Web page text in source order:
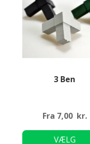
3 Ben
Fra 7,00 kr.
VÆLG